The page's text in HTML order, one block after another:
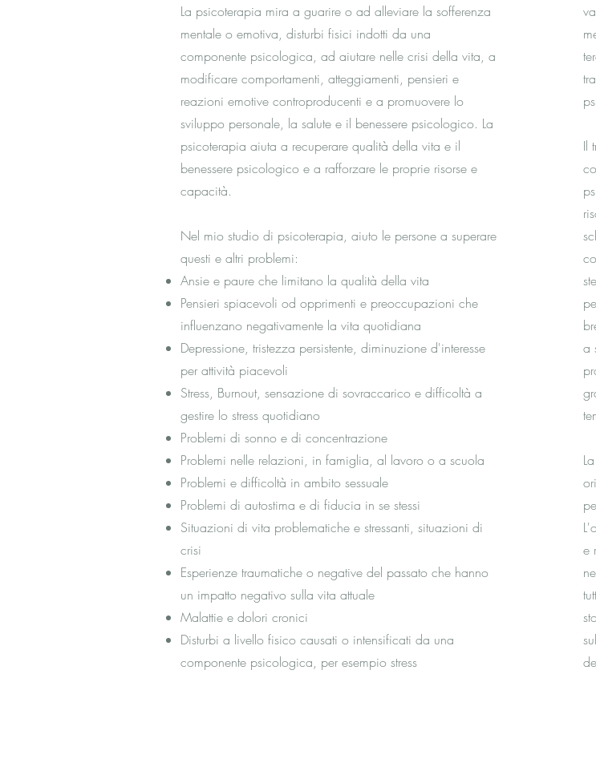
La psicoterapia mira a guarire o ad alleviare la sofferenza
mentale o emotiva, disturbi fisici indotti da una
componente psicologica, ad aiutare nelle crisi della vita, a
modificare comportamenti, atteggiamenti, pensieri e
reazioni emotive controproducenti e a promuovere lo
sviluppo personale, la salute e il benessere psicologico. La
psicoterapia aiuta a recuperare qualità della vita e il
benessere psicologico e a rafforzare le proprie risorse e
capacità.
Nel mio studio di psicoterapia, aiuto le persone a superare
questi e altri problemi:
Ansie e paure che limitano la qualità della vita
Pensieri spiacevoli od opprimenti e preoccupazioni che
influenzano negativamente la vita quotidiana
Depressione, tristezza persistente, diminuzione d'interesse
per attività piacevoli
Stress, Burnout, sensazione di sovraccarico e difficoltà a
gestire lo stress quotidiano
Problemi di sonno e di concentrazione
Problemi nelle relazioni, in famiglia, al lavoro o a scuola
Problemi e difficoltà in ambito sessuale
Problemi di autostima e di fiducia in se stessi
Situazioni di vita problematiche e stressanti, situazioni di
crisi
Esperienze traumatiche o negative del passato che hanno
un impatto negativo sulla vita attuale
Malattie e dolori cronici
Disturbi a livello fisico causati o intensificati da una
componente psicologica, per esempio stress
Il
a
e